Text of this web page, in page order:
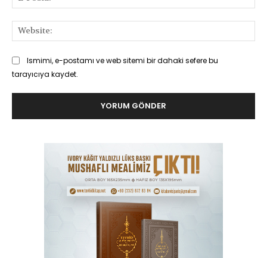
Ismimi, e-postamı ve web sitemi bir dahaki sefere bu
tarayıcıya kaydet.